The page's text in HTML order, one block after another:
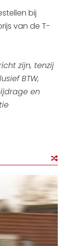
bij
van de T-
zijn, tenzij
BTW,
en